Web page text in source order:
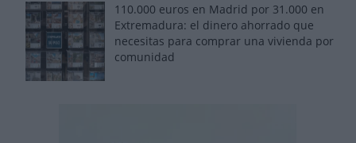
110.000 euros en Madrid por 31.000 en
Extremadura: el dinero ahorrado que
necesitas para comprar una vivienda por
comunidad